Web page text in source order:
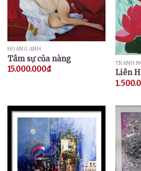
HOÀNG ANH
Tâm sự của nàng
15.000.000₫
TRANH
Liên